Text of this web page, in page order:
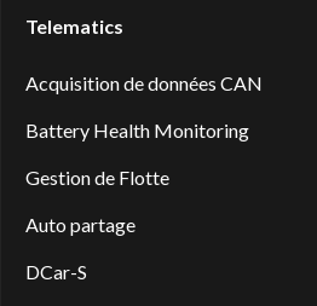
Telematics
Acquisition de données CAN
Battery Health Monitoring
Gestion de Flotte
Auto partage
DCar-S